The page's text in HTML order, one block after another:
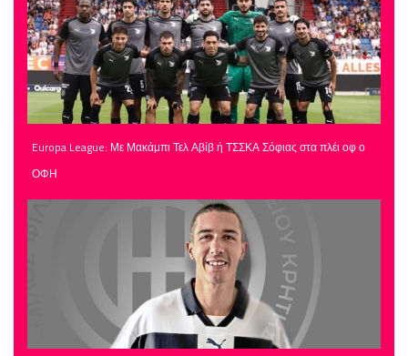
Europa League: Με Μακάμπι Τελ Αβίβ ή ΤΣΣΚΑ Σόφιας στα πλέι οφ ο
ΟΦΗ